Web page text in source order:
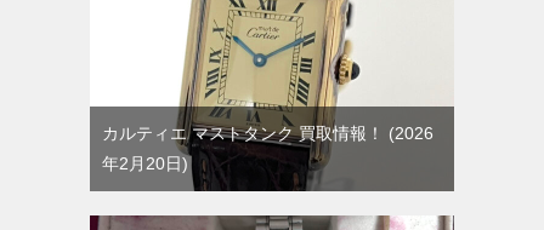
カルティエ マストタンク 買取情報！
2026
年2月20日